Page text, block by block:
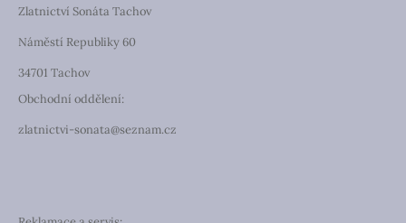
Zlatnictví Sonáta Tachov
Náměstí Republiky 60
34701 Tachov
Obchodní oddělení:
zlatnictvi-sonata@seznam.cz